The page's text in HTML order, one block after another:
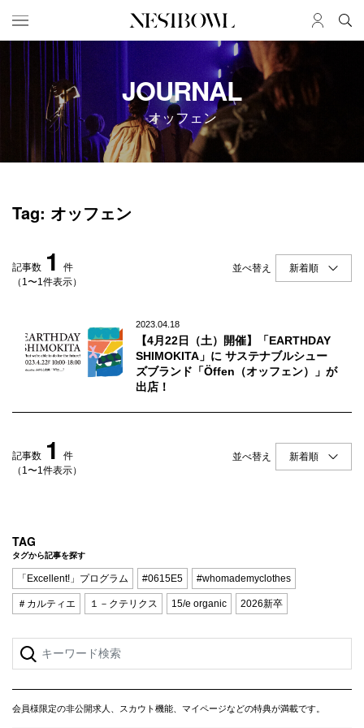
HOME
求人検索
新着求人
ブランド一覧
インタビュー
ニュース＆イベント
データ
初めての方へ
Q&A
ログイン
会員登録
JOURNAL
オッフェン
Tag: オッフェン
記事数 1
件
（1〜1件表示）
並べ替え
2023.04.18
【4月22日（土）開催】「EARTHDAY
SHIMOKITA」に サステナブルシュー
ズブランド「Öffen（オッフェン）」が
出店！
記事数 1
件
（1〜1件表示）
並べ替え
TAG
タグから記事を探す
「Excellent!」プログラム #0615E5 #whomademyclothes
＃カルティエ １－クテリクス 15/e organic 2026新卒
会員様限定の非公開求人、スカウト機能、マイページなどの特典が満載です。